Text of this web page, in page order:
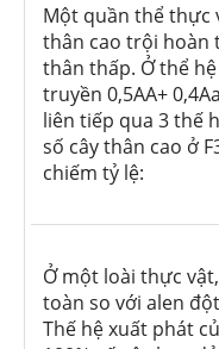
Một quần thể thực
thân cao trội hoàn
thân thấp. Ở thể
truyền 0,5AA+
liên tiếp qua 3 thế
số cây thân cao ở
chiếm tỷ lệ:
Ở một loài thực
toàn so với alen
Thế hệ xuất phát